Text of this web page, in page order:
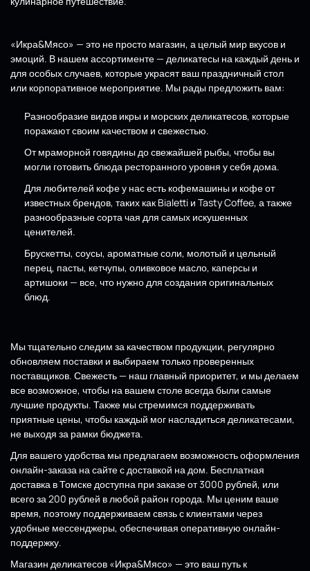
«Икра&Мясо» — это не просто магазин, а целый мир вкусов и
эмоций. В нашем ассортименте — деликатесы на каждый день и
для особых случаев, которые украсят ваш праздничный стол
или корпоративное мероприятие. Мы рады предложить вам:
Разнообразие видов икры и морских деликатесов, которые
поражают своим качеством и свежестью.
От мраморной говядины до свежайшей рыбы, чтобы вы
могли готовить блюда ресторанного уровня у себя дома.
Для любителей кофе у нас есть кофемашины и кофе от
известных брендов, таких как Bialetti и Tasty Coffee, а также
разнообразные сорта чая для самых искушенных
ценителей.
Брускетты, соусы, ароматные соли, молотый и цельный
перец, пасты, кетчупы, оливковое масло, каперсы и
артишоки — все, что нужно для создания оригинальных
блюд.
Мы тщательно следим за качеством продукции, регулярно
обновляем поставки и выбираем только проверенных
поставщиков. Свежесть — наш главный приоритет, и мы делаем
все возможное, чтобы на вашем столе всегда были самые
лучшие продукты. Также мы стремимся поддерживать
приятные цены, чтобы каждый мог насладиться деликатесами,
не выходя за рамки бюджета.
Для вашего удобства мы предлагаем возможность оформления
онлайн-заказа на сайте с доставкой на дом. Бесплатная
доставка в Томске доступна при заказе от 3000 рублей, или
всего за 200 рублей в любой район города. Мы ценим ваше
время, поэтому поддерживаем связь с клиентами через
удобные мессенджеры, обеспечивая оперативную онлайн-
поддержку.
Магазин деликатесов «Икра&Мясо» — это ваш путь к